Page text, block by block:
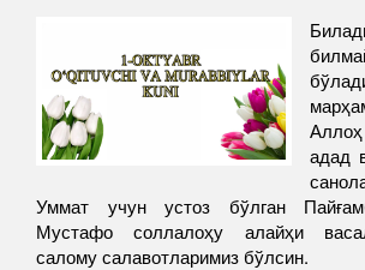
адад
Уммат учун устоз бўлган
Мустафо соллалоҳу алайҳи
салому салавотларимиз бўлсин.